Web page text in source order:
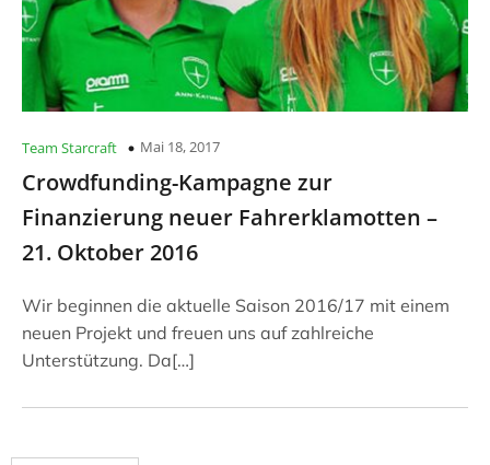
Team Starcraft Mai 18, 2017
Crowdfunding-Kampagne zur
Finanzierung neuer Fahrerklamotten –
21. Oktober 2016
Wir beginnen die aktuelle Saison 2016/17 mit einem
neuen Projekt und freuen uns auf zahlreiche
Unterstützung. Da[…]